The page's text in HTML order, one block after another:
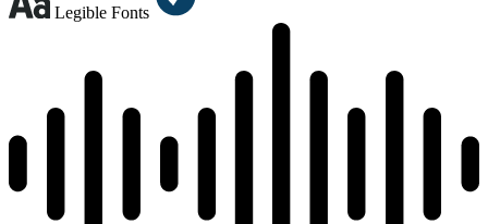
Legible Fonts